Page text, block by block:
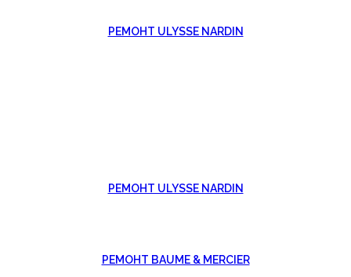
РЕМОНТ ULYSSE NARDIN
РЕМОНТ ULYSSE NARDIN
РЕМОНТ BAUME & MERCIER